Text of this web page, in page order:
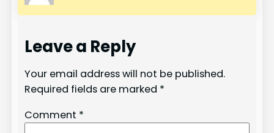
Leave a Reply
Your email address will not be published.
Required fields are marked *
Comment *